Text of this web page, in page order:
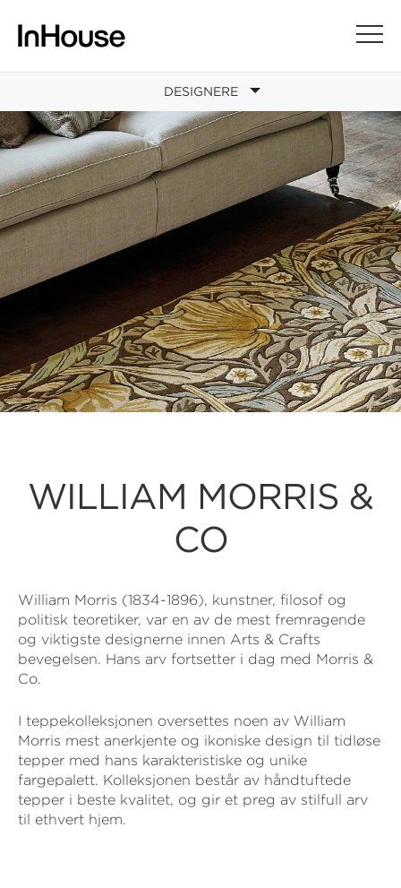
DESIGNERE
WILLIAM MORRIS &
CO
William Morris (1834-1896), kunstner, filosof og
politisk teoretiker, var en av de mest fremragende
og viktigste designerne innen Arts & Crafts
bevegelsen. Hans arv fortsetter i dag med Morris &
Co.
I teppekolleksjonen oversettes noen av William
Morris mest anerkjente og ikoniske design til tidløse
tepper med hans karakteristiske og unike
fargepalett. Kolleksjonen består av håndtuftede
tepper i beste kvalitet, og gir et preg av stilfull arv
til ethvert hjem.